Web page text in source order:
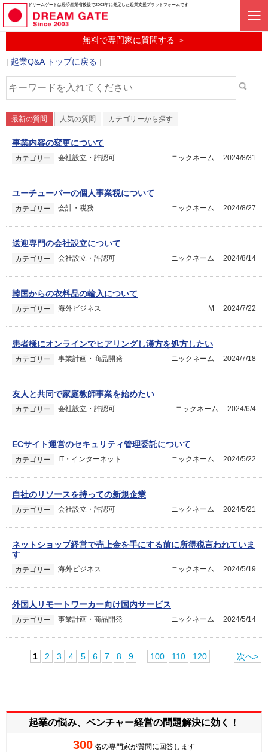
ドリームゲートは経済産業省後援で2003年に発足した起業支援プラットフォームです
起業に関するみんなの質問投稿サービス
起業Q&A
無料で専門家に質問する ＞
[ 起業Q&A トップに戻る ]
最新の質問 人気の質問 カテゴリーから探す
事業内容の変更について
カテゴリー 会社設立・許認可 2024/8/31
ニックネーム
ユーチューバーの個人事業税について
カテゴリー 会計・税務 2024/8/27
ニックネーム
送迎専門の会社設立について
カテゴリー 会社設立・許認可 2024/8/14
ニックネーム
韓国からの衣料品の輸入について
カテゴリー 海外ビジネス 2024/7/22
M
患者様にオンラインでヒアリングし漢方を処方したい
カテゴリー 事業計画・商品開発 2024/7/18
ニックネーム
友人と共同で家庭教師事業を始めたい
カテゴリー 会社設立・許認可 2024/6/4
ニックネーム
ECサイト運営のセキュリティ管理委託について
カテゴリー IT・インターネット 2024/5/22
ニックネーム
自社のリソースを持っての新規企業
カテゴリー 会社設立・許認可 2024/5/21
ニックネーム
ネットショップ経営で売上金を手にする前に所得税言われていま
す
カテゴリー 海外ビジネス 2024/5/19
ニックネーム
外国人リモートワーカー向け国内サービス
カテゴリー 事業計画・商品開発 2024/5/14
ニックネーム
1 2 3 4 5 6 7 8 9 100 110 120 次へ>
起業の悩み、ベンチャー経営の問題解決に効く！
300 名の専門家が質問に回答します